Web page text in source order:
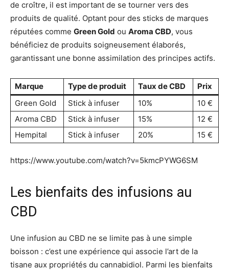
de croître, il est important de se tourner vers des
produits de qualité. Optant pour des sticks de marques
réputées comme Green Gold ou Aroma CBD, vous
bénéficiez de produits soigneusement élaborés,
garantissant une bonne assimilation des principes actifs.
Marque Type de produit Taux de CBD
Prix
Green Gold
Stick à infuser 10%
10 €
Aroma CBD
Stick à infuser 15%
12 €
Hempital
Stick à infuser 20% 15 €
https://www.youtube.com/watch?v=5kmcPYWG6SM
Les bienfaits des infusions au
CBD
Une infusion au CBD ne se limite pas à une simple
boisson : c’est une expérience qui associe l’art de la
tisane aux propriétés du cannabidiol. Parmi les bienfaits